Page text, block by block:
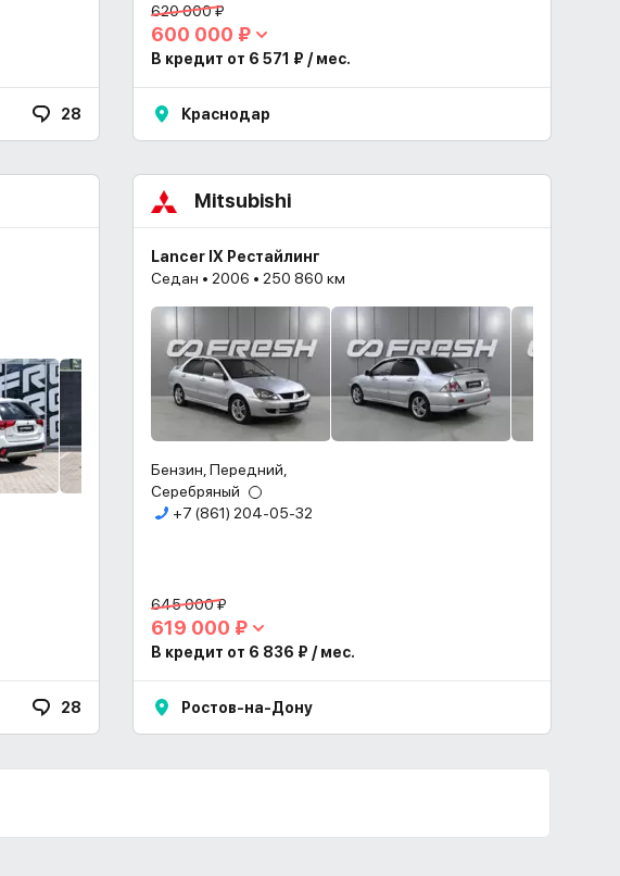
28
620 000 ₽
600 000 ₽
В кредит от 6 571 ₽ / мес.
Краснодар
28
Mitsubishi
Lancer IX Рестайлинг
Седан • 2006 • 250 860 км
Бензин, Передний,
Серебряный
+7 (861) 204-05-32
645 000 ₽
619 000 ₽
В кредит от 6 836 ₽ / мес.
Ростов-на-Дону